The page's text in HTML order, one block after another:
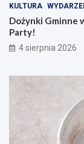
KULTURA
Dożynki Gminne
Party!
4 sierpnia 2026